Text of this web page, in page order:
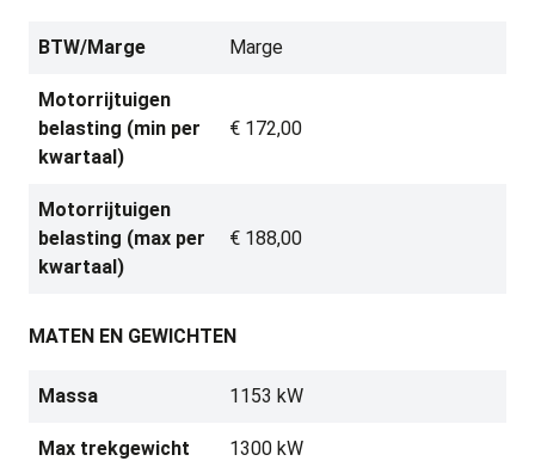
BTW/Marge Marge
Motorrijtuigen
belasting (min per
kwartaal)
€ 172,00
Motorrijtuigen
belasting (max per
kwartaal)
€ 188,00
MATEN EN GEWICHTEN
Massa 1153 kW
Max trekgewicht 1300 kW